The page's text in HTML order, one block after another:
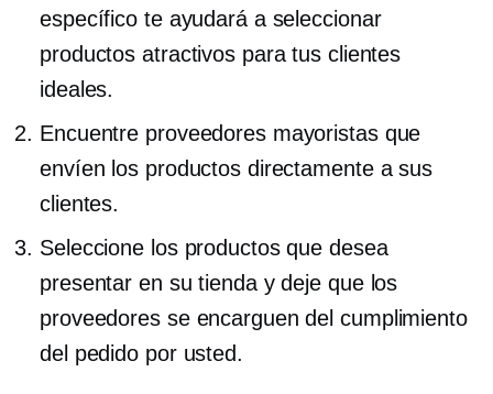
específico te ayudará a seleccionar
productos atractivos para tus clientes
ideales.
Encuentre proveedores mayoristas que
envíen los productos directamente a sus
clientes.
Seleccione los productos que desea
presentar en su tienda y deje que los
proveedores se encarguen del cumplimiento
del pedido por usted.